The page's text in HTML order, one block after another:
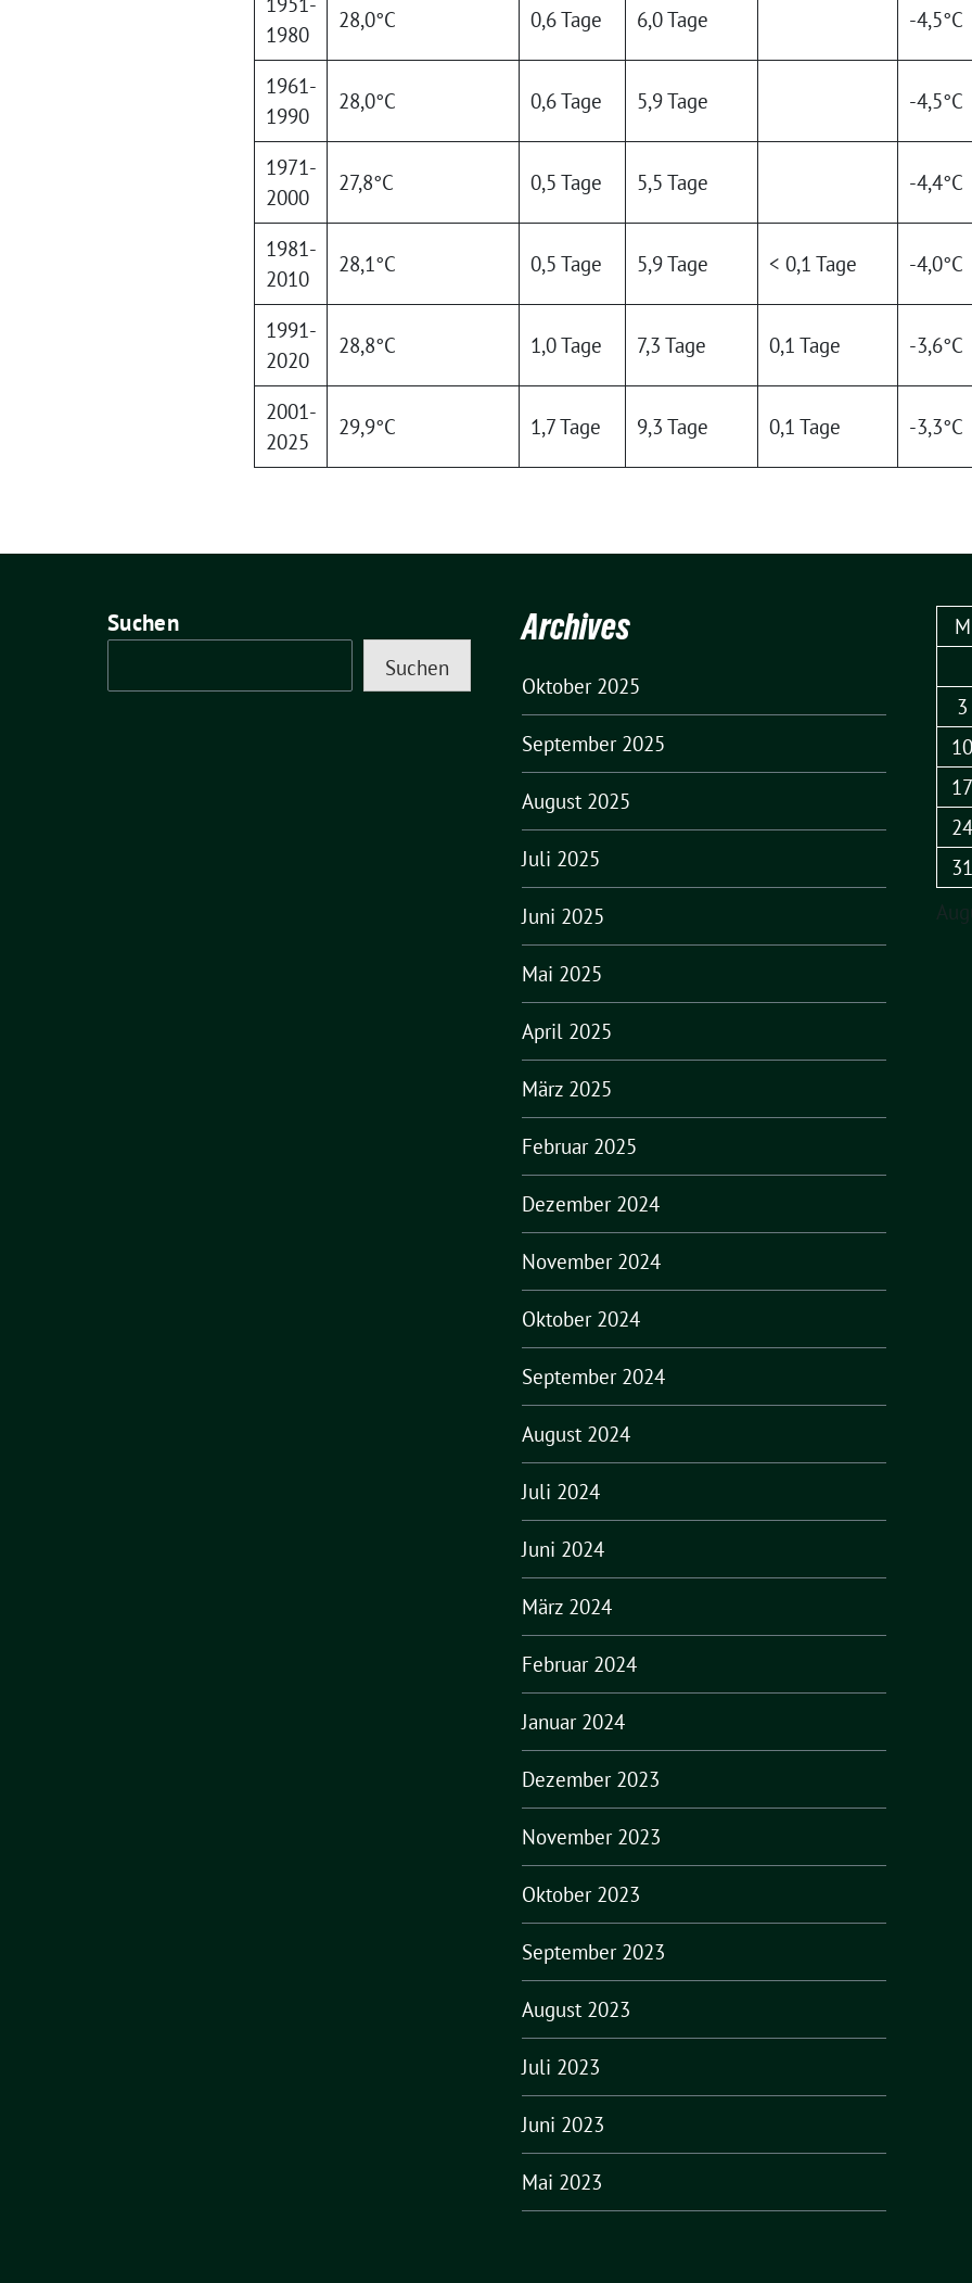
1980
28,0°C 0,6 Tage 6,0 Tage -4,5°C
1961-
1990
28,0°C 0,6 Tage 5,9 Tage -4,5°C
1971-
2000
27,8°C 0,5 Tage 5,5 Tage -4,4°C
1981-
2010
28,1°C 0,5 Tage 5,9 Tage < 0,1 Tage -4,0°C
1991-
2020
28,8°C 1,0 Tage 7,3 Tage 0,1 Tage -3,6°C
2001-
2025
29,9°C 1,7 Tage 9,3 Tage 0,1 Tage -3,3°C
Suchen
Suchen
Archives
Oktober 2025
September 2025
August 2025
Juli 2025
Juni 2025
Mai 2025
April 2025
März 2025
Februar 2025
Dezember 2024
November 2024
Oktober 2024
September 2024
August 2024
Juli 2024
Juni 2024
März 2024
Februar 2024
Januar 2024
Dezember 2023
November 2023
Oktober 2023
September 2023
August 2023
Juli 2023
Juni 2023
Mai 2023
M
3
10
17
24
31